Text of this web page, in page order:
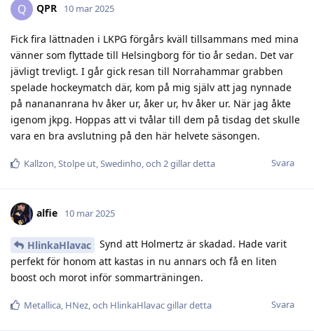
Q QPR 10 mar 2025
Fick fira lättnaden i LKPG förgårs kväll tillsammans med mina
vänner som flyttade till Helsingborg för tio år sedan. Det var
jävligt trevligt. I går gick resan till Norrahammar grabben
spelade hockeymatch där, kom på mig själv att jag nynnade
på nanananrana hv åker ur, åker ur, hv åker ur. När jag åkte
igenom jkpg. Hoppas att vi tvålar till dem på tisdag det skulle
vara en bra avslutning på den här helvete säsongen.
Svara
Kallzon,Stolpe ut,Swedinho, och 2gillar detta
alfie 10 mar 2025
HlinkaHlavac
Synd att Holmertz är skadad. Hade varit
perfekt för honom att kastas in nu annars och få en liten
boost och morot inför sommarträningen.
Svara
Metallica HNez , och HlinkaHlavacgillar detta